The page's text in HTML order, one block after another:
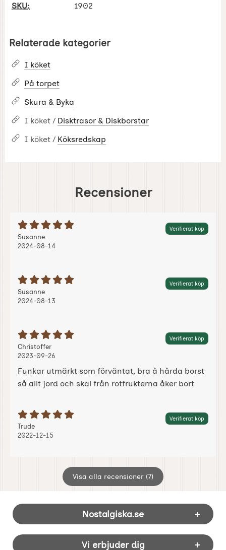
SKU: 1902
Relaterade kategorier
I köket
På torpet
Skura & Byka
I köket / Disktrasor & Diskborstar
I köket / Köksredskap
Recensioner
Betyg: 5 Stjärnor av 5 Verifierat köp
Recension av:
Susanne, 2024-08-14
, 2024-08-14
2024-08-14
Betyg: 5 Stjärnor av 5 Verifierat köp
Recension av:
Susanne, 2024-08-13
, 2024-08-13
2024-08-13
Betyg: 5 Stjärnor av 5 Verifierat köp
Recension av:
Christoffer, 2023-09-26
, 2023-09-26
2023-09-26
Funkar utmärkt som förväntat, bra å hårda borst
så allt jord och skal från rotfrukterna åker bort
Betyg: 5 Stjärnor av 5 Verifierat köp
Recension av:
Trude, 2022-12-15
, 2022-12-15
2022-12-15
Visa alla recensioner (7)
Sidfot Blandad info och länkar
Nostalgiska.se
Vi erbjuder dig